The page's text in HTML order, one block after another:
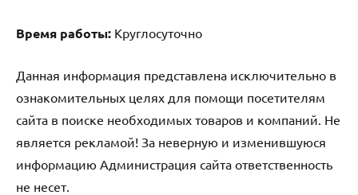
Время работы: Круглосуточно
Данная информация представлена исключительно в
ознакомительных целях для помощи посетителям
сайта в поиске необходимых товаров и компаний. Не
является рекламой! За неверную и изменившуюся
информацию Администрация сайта ответственность
не несет.